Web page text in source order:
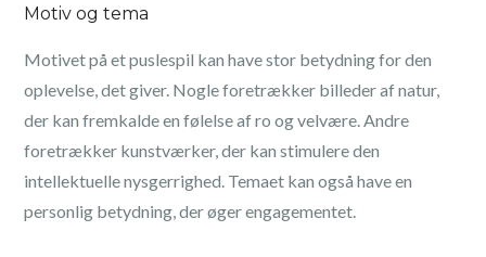
Motiv og tema
Motivet på et puslespil kan have stor betydning for den
oplevelse, det giver. Nogle foretrækker billeder af natur,
der kan fremkalde en følelse af ro og velvære. Andre
foretrækker kunstværker, der kan stimulere den
intellektuelle nysgerrighed. Temaet kan også have en
personlig betydning, der øger engagementet.